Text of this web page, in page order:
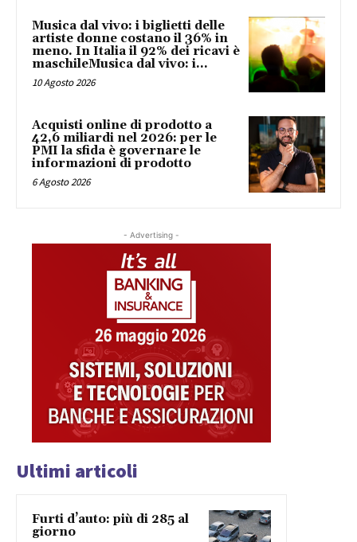
Musica dal vivo: i biglietti delle
artiste donne costano il 36% in
meno. In Italia il 92% dei ricavi è
maschileMusica dal vivo: i...
10 Agosto 2026
Acquisti online di prodotto a
42,6 miliardi nel 2026: per le
PMI la sfida è governare le
informazioni di prodotto
6 Agosto 2026
- Advertising -
Ultimi articoli
Furti d’auto: più di 285 al
giorno